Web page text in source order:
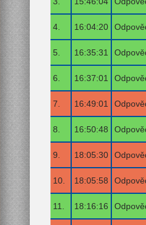
4. 16:04:20
5. 16:35:31
6. 16:37:01
7. 16:49:01
8. 16:50:48
9. 18:05:30
10. 18:05:58
11. 18:16:16